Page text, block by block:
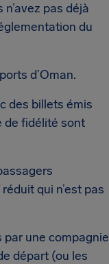
n’avez pas déjà
du
d’Oman.
des billets émis
de fidélité sont
qui n’est pas
par une compagnie
départ (ou les